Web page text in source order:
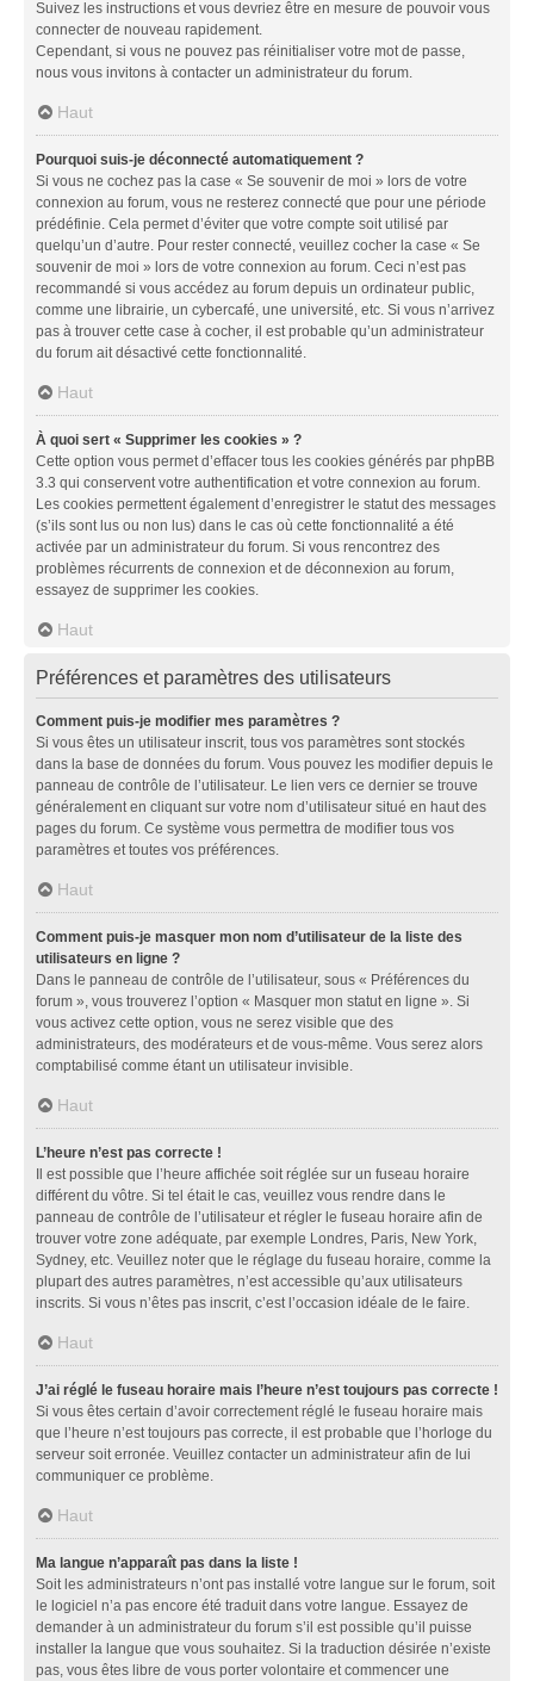
Suivez les instructions et vous devriez être en mesure de pouvoir vous
connecter de nouveau rapidement.
Cependant, si vous ne pouvez pas réinitialiser votre mot de passe,
nous vous invitons à contacter un administrateur du forum.
Haut
Pourquoi suis-je déconnecté automatiquement ?
Si vous ne cochez pas la case « Se souvenir de moi » lors de votre
connexion au forum, vous ne resterez connecté que pour une période
prédéfinie. Cela permet d’éviter que votre compte soit utilisé par
quelqu’un d’autre. Pour rester connecté, veuillez cocher la case « Se
souvenir de moi » lors de votre connexion au forum. Ceci n’est pas
recommandé si vous accédez au forum depuis un ordinateur public,
comme une librairie, un cybercafé, une université, etc. Si vous n’arrivez
pas à trouver cette case à cocher, il est probable qu’un administrateur
du forum ait désactivé cette fonctionnalité.
Haut
À quoi sert « Supprimer les cookies » ?
Cette option vous permet d’effacer tous les cookies générés par phpBB
3.3 qui conservent votre authentification et votre connexion au forum.
Les cookies permettent également d’enregistrer le statut des messages
(s’ils sont lus ou non lus) dans le cas où cette fonctionnalité a été
activée par un administrateur du forum. Si vous rencontrez des
problèmes récurrents de connexion et de déconnexion au forum,
essayez de supprimer les cookies.
Haut
Préférences et paramètres des utilisateurs
Comment puis-je modifier mes paramètres ?
Si vous êtes un utilisateur inscrit, tous vos paramètres sont stockés
dans la base de données du forum. Vous pouvez les modifier depuis le
panneau de contrôle de l’utilisateur. Le lien vers ce dernier se trouve
généralement en cliquant sur votre nom d’utilisateur situé en haut des
pages du forum. Ce système vous permettra de modifier tous vos
paramètres et toutes vos préférences.
Haut
Comment puis-je masquer mon nom d’utilisateur de la liste des
utilisateurs en ligne ?
Dans le panneau de contrôle de l’utilisateur, sous « Préférences du
forum », vous trouverez l’option « Masquer mon statut en ligne ». Si
vous activez cette option, vous ne serez visible que des
administrateurs, des modérateurs et de vous-même. Vous serez alors
comptabilisé comme étant un utilisateur invisible.
Haut
L’heure n’est pas correcte !
Il est possible que l’heure affichée soit réglée sur un fuseau horaire
différent du vôtre. Si tel était le cas, veuillez vous rendre dans le
panneau de contrôle de l’utilisateur et régler le fuseau horaire afin de
trouver votre zone adéquate, par exemple Londres, Paris, New York,
Sydney, etc. Veuillez noter que le réglage du fuseau horaire, comme la
plupart des autres paramètres, n’est accessible qu’aux utilisateurs
inscrits. Si vous n’êtes pas inscrit, c’est l’occasion idéale de le faire.
Haut
J’ai réglé le fuseau horaire mais l’heure n’est toujours pas correcte !
Si vous êtes certain d’avoir correctement réglé le fuseau horaire mais
que l’heure n’est toujours pas correcte, il est probable que l’horloge du
serveur soit erronée. Veuillez contacter un administrateur afin de lui
communiquer ce problème.
Haut
Ma langue n’apparaît pas dans la liste !
Soit les administrateurs n’ont pas installé votre langue sur le forum, soit
le logiciel n’a pas encore été traduit dans votre langue. Essayez de
demander à un administrateur du forum s’il est possible qu’il puisse
installer la langue que vous souhaitez. Si la traduction désirée n’existe
pas, vous êtes libre de vous porter volontaire et commencer une